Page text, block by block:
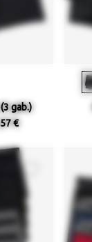
gab.)
€